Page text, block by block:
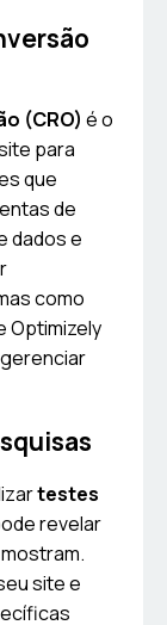
(CRO) é o
para
que
de
dados e
como
Optimizely
testes
revelar
site e